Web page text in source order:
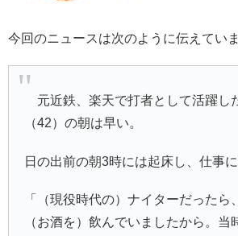
今回のニュースは次のように伝えていま
元近鉄、楽天で打者として活躍し
（42）の朝は早い。
日の出前の朝3時には起床し、仕事に
「（現役時代の）ナイターだったら
（お酒を）飲んでいましたから。当